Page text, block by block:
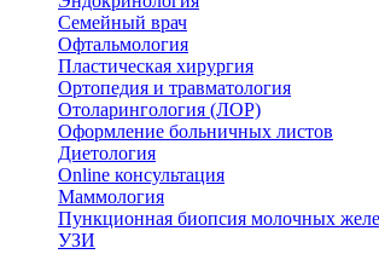
Семейный врач
Офтальмология
Пластическая хирургия
Ортопедия и травматология
Отоларингология (ЛОР)
Оформление больничных листов
Диетология
Online консультация
Маммология
Пункционная биопсия молочных
УЗИ